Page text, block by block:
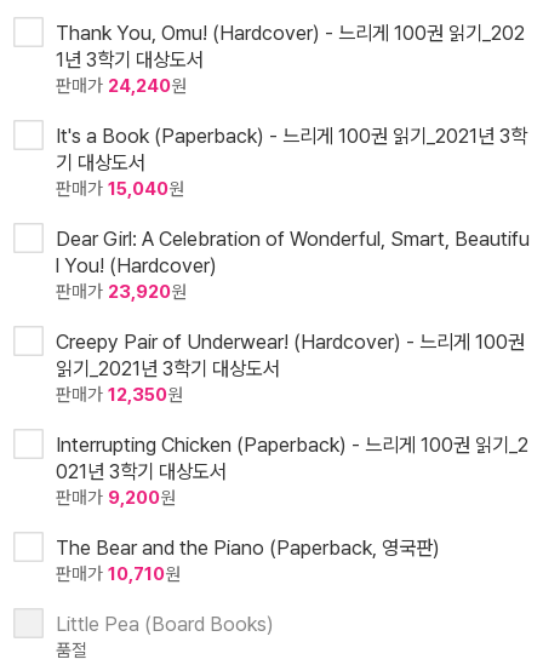
Thank You, Omu! (Hardcover) - 느리게 100권 읽기_202
1년 3학기 대상도서
판매가 24,240원
It's a Book (Paperback) - 느리게 100권 읽기_2021년 3학
기 대상도서
판매가 15,040원
Dear Girl: A Celebration of Wonderful, Smart, Beautifu
l You! (Hardcover)
판매가 23,920원
Creepy Pair of Underwear! (Hardcover) - 느리게 100권
읽기_2021년 3학기 대상도서
판매가 12,350원
Interrupting Chicken (Paperback) - 느리게 100권 읽기_2
021년 3학기 대상도서
판매가 9,200원
The Bear and the Piano (Paperback, 영국판)
판매가 10,710원
Little Pea (Board Books)
품절